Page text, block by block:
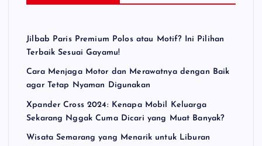
Jilbab Paris Premium Polos atau Motif? Ini Pilihan
Terbaik Sesuai Gayamu!
Cara Menjaga Motor dan Merawatnya dengan Baik
agar Tetap Nyaman Digunakan
Xpander Cross 2024: Kenapa Mobil Keluarga
Sekarang Nggak Cuma Dicari yang Muat Banyak?
Wisata Semarang yang Menarik untuk Liburan